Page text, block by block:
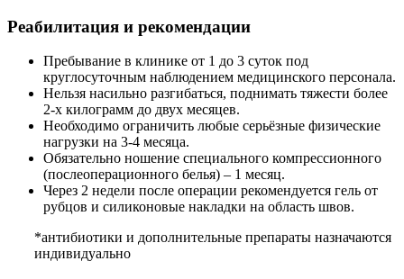
Реабилитация и рекомендации
Пребывание в клинике от 1 до 3 суток под
круглосуточным наблюдением медицинского персонала.
Нельзя насильно разгибаться, поднимать тяжести более
2-х килограмм до двух месяцев.
Необходимо ограничить любые серьёзные физические
нагрузки на 3-4 месяца.
Обязательно ношение специального компрессионного
(послеоперационного белья) – 1 месяц.
Через 2 недели после операции рекомендуется гель от
рубцов и силиконовые накладки на область швов.
*антибиотики и дополнительные препараты назначаются
индивидуально